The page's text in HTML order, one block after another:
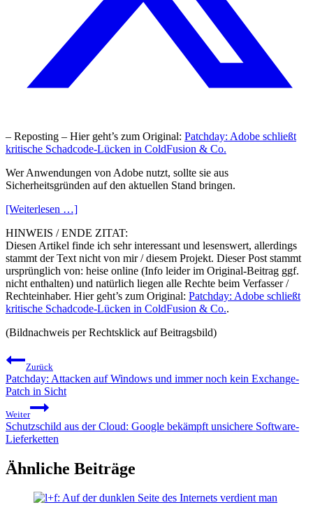
– Reposting – Hier geht’s zum Original: Patchday: Adobe schließt
kritische Schadcode-Lücken in ColdFusion & Co.
Wer Anwendungen von Adobe nutzt, sollte sie aus
Sicherheitsgründen auf den aktuellen Stand bringen.
[Weiterlesen …]
HINWEIS / ENDE ZITAT:
Diesen Artikel finde ich sehr interessant und lesenswert, allerdings
stammt der Text nicht von mir / diesem Projekt. Dieser Post stammt
ursprünglich von: heise online (Info leider im Original-Beitrag ggf.
nicht enthalten) und natürlich liegen alle Rechte beim Verfasser /
Rechteinhaber. Hier geht’s zum Original: Patchday: Adobe schließt
kritische Schadcode-Lücken in ColdFusion & Co..
(Bildnachweis per Rechtsklick auf Beitragsbild)
Beitragsnavigation
Zurück
Patchday: Attacken auf Windows und immer noch kein Exchange-
Patch in Sicht
Weiter
Schutzschild aus der Cloud: Google bekämpft unsichere Software-
Lieferketten
Ähnliche Beiträge